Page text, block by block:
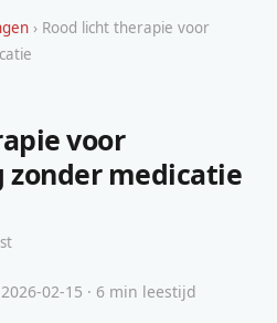
› Rood licht therapie voor
voor
medicatie
02-15 · 6 min leestijd